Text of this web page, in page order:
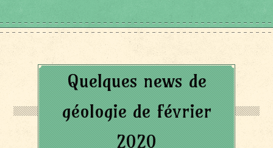
Quelques news de
géologie de février
2020